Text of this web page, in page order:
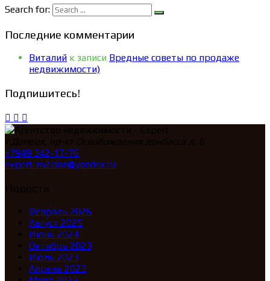
Search for:
Последние комментарии
Виталий к записи Вредные советы по продаже
недвижимости)
Подпишитесь!
+7949 342-17-76
expert-m2.don@yandex.ru
Февраль 2026
Август 2025
Июнь 2024
Октябрь 2023
Июль 2023
Апрель 2023